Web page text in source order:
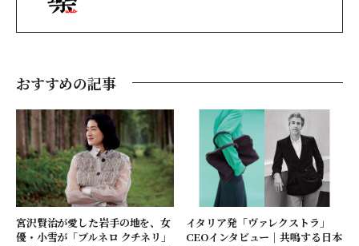
おすすめの記事
宮沢賢治が愛した岩手の地を、女
優・小雪が「ブルネロ クチネリ」
イタリア発「ヴァレクストラ」
CEOインタビュー｜共鳴する日本